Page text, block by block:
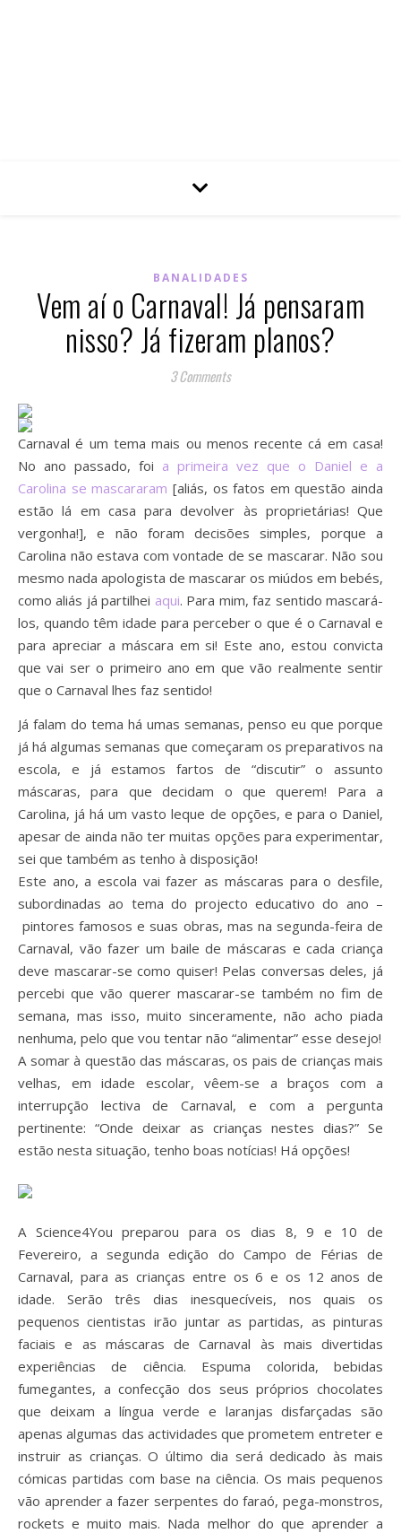
BANALIDADES
Vem aí o Carnaval! Já pensaram
nisso? Já fizeram planos?
3 Comments
Carnaval é um tema mais ou menos recente cá em casa!
No ano passado, foi a primeira vez que o Daniel e a
Carolina se mascararam [aliás, os fatos em questão ainda
estão lá em casa para devolver às proprietárias! Que
vergonha!], e não foram decisões simples, porque a
Carolina não estava com vontade de se mascarar. Não sou
mesmo nada apologista de mascarar os miúdos em bebés,
como aliás já partilhei aqui. Para mim, faz sentido mascará-
los, quando têm idade para perceber o que é o Carnaval e
para apreciar a máscara em si! Este ano, estou convicta
que vai ser o primeiro ano em que vão realmente sentir
que o Carnaval lhes faz sentido!
Já falam do tema há umas semanas, penso eu que porque
já há algumas semanas que começaram os preparativos na
escola, e já estamos fartos de “discutir” o assunto
máscaras, para que decidam o que querem! Para a
Carolina, já há um vasto leque de opções, e para o Daniel,
apesar de ainda não ter muitas opções para experimentar,
sei que também as tenho à disposição!
Este ano, a escola vai fazer as máscaras para o desfile,
subordinadas ao tema do projecto educativo do ano –
pintores famosos e suas obras, mas na segunda-feira de
Carnaval, vão fazer um baile de máscaras e cada criança
deve mascarar-se como quiser! Pelas conversas deles, já
percebi que vão querer mascarar-se também no fim de
semana, mas isso, muito sinceramente, não acho piada
nenhuma, pelo que vou tentar não “alimentar” esse desejo!
A somar à questão das máscaras, os pais de crianças mais
velhas, em idade escolar, vêem-se a braços com a
interrupção lectiva de Carnaval, e com a pergunta
pertinente: “Onde deixar as crianças nestes dias?” Se
estão nesta situação, tenho boas notícias! Há opções!
A Science4You preparou para os dias 8, 9 e 10 de
Fevereiro, a segunda edição do Campo de Férias de
Carnaval, para as crianças entre os 6 e os 12 anos de
idade. Serão três dias inesquecíveis, nos quais os
pequenos cientistas irão juntar as partidas, as pinturas
faciais e as máscaras de Carnaval às mais divertidas
experiências de ciência. Espuma colorida, bebidas
fumegantes, a confecção dos seus próprios chocolates
que deixam a língua verde e laranjas disfarçadas são
apenas algumas das actividades que prometem entreter e
instruir as crianças. O último dia será dedicado às mais
cómicas partidas com base na ciência. Os mais pequenos
vão aprender a fazer serpentes do faraó, pega-monstros,
rockets e muito mais. Nada melhor do que aprender a